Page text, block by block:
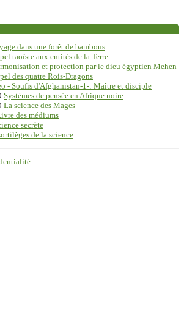
dans une forêt de bambous
taoïste aux entités de la Terre
et protection par le dieu égyptien Mehen
des quatre Rois-Dragons
- Soufis d'Afghanistan-1-: Maître et disciple
Systèmes de pensée en Afrique noire
La science des Mages
des médiums
secrète
de la science